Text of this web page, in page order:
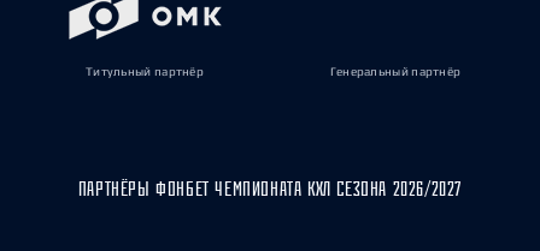
Титульный партнёр Генеральный партнёр
ПАРТНЁРЫ ФОНБЕТ ЧЕМПИОНАТА КХЛ СЕЗОНА 2026/2027